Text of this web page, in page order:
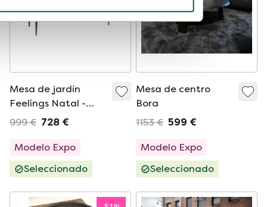
Mesa de jardín
Feelings Natal -
215x100
999 € 728 €
Modelo Expo
Seleccionado
Mesa de centro
Bora
1153 € 599 €
Modelo Expo
Seleccionado